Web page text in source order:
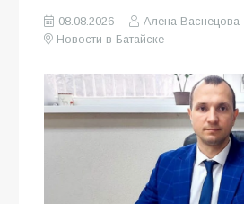
08.08.2026
Алена Васнецова
Новости в Батайске